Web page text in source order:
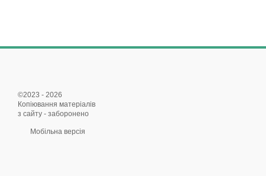
©2023 - 2026
Копіювання матеріалів
з сайту - заборонено
Мобільна версія